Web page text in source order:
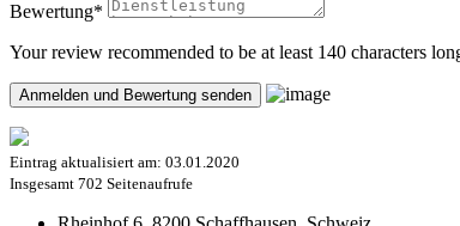
Bewertung*
Your review recommended to be at least 140 characters
Eintrag aktualisiert am: 03.01.2020
Insgesamt 702 Seitenaufrufe